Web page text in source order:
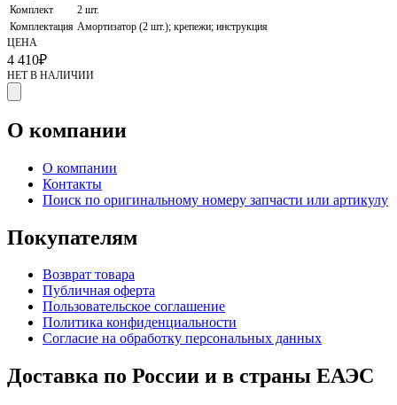
Комплект
2 шт.
Комплектация Амортизатор (2 шт.); крепежи; инструкция
ЦЕНА
4 410₽
НЕТ В НАЛИЧИИ
О компании
О компании
Контакты
Поиск по оригинальному номеру запчасти или артикулу
Покупателям
Возврат товара
Публичная оферта
Пользовательское соглашение
Политика конфиденциальности
Согласие на обработку персональных данных
Доставка по России и в страны ЕАЭС